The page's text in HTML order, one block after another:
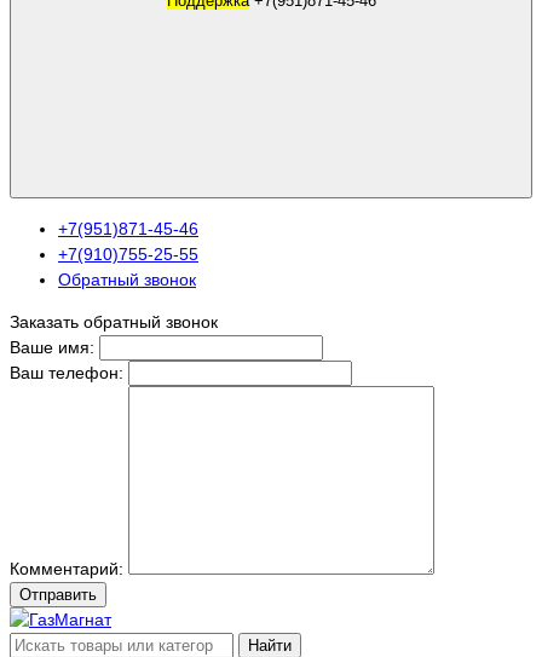
+7(951)871-45-46
+7(910)755-25-55
Обратный звонок
Заказать обратный звонок
Ваше имя:
Ваш телефон:
Комментарий:
Отправить
Найти